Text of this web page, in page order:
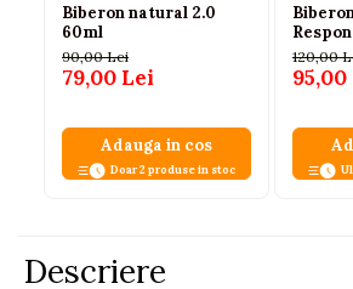
Biberon natural 2.0
60ml
90,00 Lei
79,00 Lei
Adauga in cos
Doar 2 produse in stoc
120,00
Descriere